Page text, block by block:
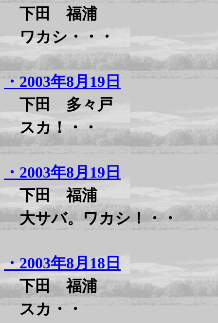
下田 福浦
ワカシ・・・
・2003年8月19日
下田 多々戸
スカ！・・
・2003年8月19日
下田 福浦
大サバ。ワカシ！・・
・2003年8月18日
下田 福浦
スカ・・